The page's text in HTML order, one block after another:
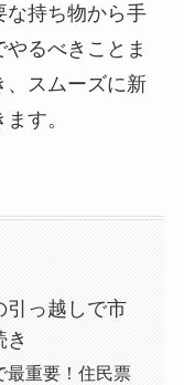
な持ち物から手
るべきことま
、スムーズに新
す。
引っ越しで市
最重要！住民票